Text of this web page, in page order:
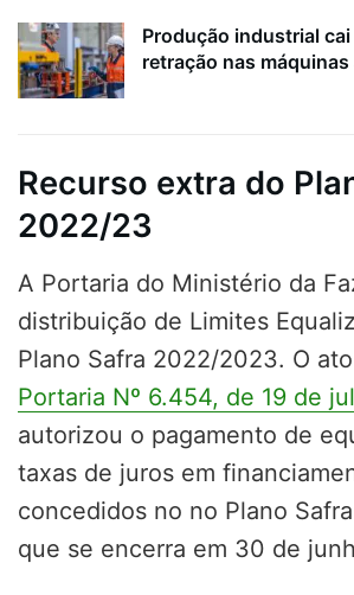
Produção industrial
retração nas
Recurso extra do
2022/23
A Portaria do Ministério da
distribuição de Limites
Plano Safra 2022/2023. O
Portaria Nº 6.454, de 19 de
autorizou o pagamento de
taxas de juros em
concedidos no no Plano
que se encerra em 30 de